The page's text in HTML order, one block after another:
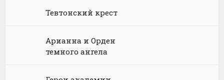
Тевтонский крест
Арианна и Орден
темного ангела